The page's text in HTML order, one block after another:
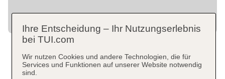
Ihre Entscheidung – Ihr Nutzungserlebnis
bei TUI.com
Wir nutzen Cookies und andere Technologien, die für
Services und Funktionen auf unserer Website notwendig
sind.